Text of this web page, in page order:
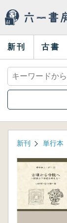
新刊 古書
新刊 単行本